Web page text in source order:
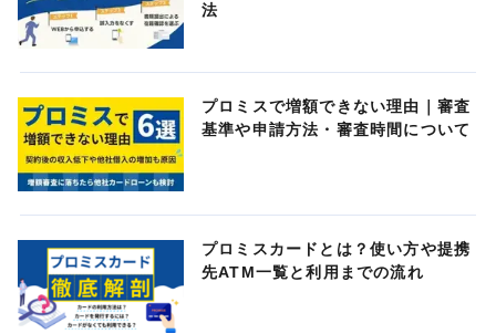
法
プロミスで増額できない理由｜審査
基準や申請方法・審査時間について
プロミスカードとは？使い方や提携
先ATM一覧と利用までの流れ